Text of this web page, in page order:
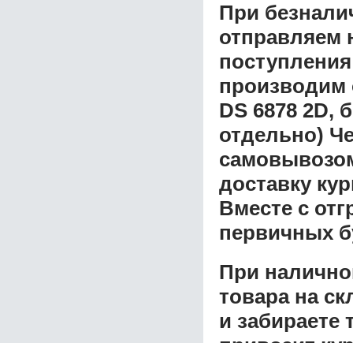
При
отправляем
производим
DS 6878 2D,
отдельно)
доставку
Вместе с
первичных
При
товара на
и забираете